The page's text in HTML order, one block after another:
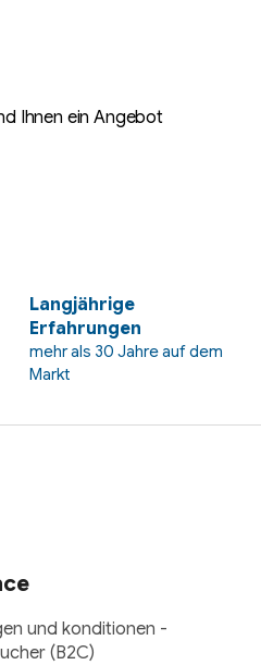
Ihnen ein Angebot
Langjährige
Erfahrungen
mehr als 30 Jahre auf dem
Markt
und konditionen -
(B2C)